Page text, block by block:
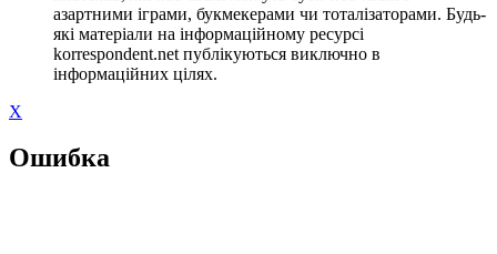
азартними іграми, букмекерами чи тоталізаторами. Будь-
які матеріали на інформаційному ресурсі
korrespondent.net публікуються виключно в
інформаційних цілях.
X
Ошибка